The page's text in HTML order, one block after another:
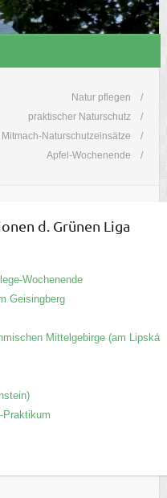
Natur pflegen
praktischer Naturschutz
Mitmach-Naturschutzeinsätze
Apfel-Wochenende
d. Grünen Liga
Wochenende
Geisingberg
Mittelgebirge (am Lipská
Praktikum